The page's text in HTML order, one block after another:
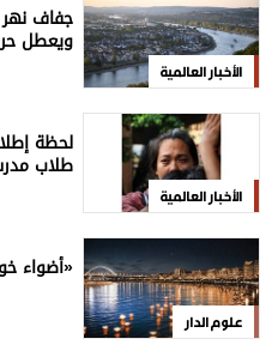
الأخبار العالمية
جفاف نهر
ويعطل
الأخبار العالمية
طلاب
علوم الدار
«أضواء